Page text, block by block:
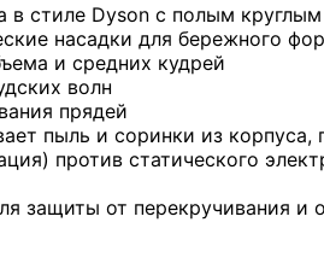
стиле Dyson с полым
насадки для бережного
и средних кудрей
волн
прядей
пыль и соринки из
против статического
защиты от перекручивания и